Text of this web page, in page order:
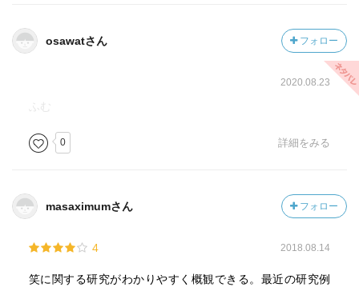
osawatさん フォロー
2020.08.23
0 詳細をみる
masaximumさん フォロー
4 2018.08.14
笑に関する研究がわかりやすく概観できる。最近の研究例